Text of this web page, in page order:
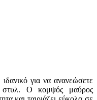
για να ανανεώσετε
στυλ. Ο κομψός μαύρος